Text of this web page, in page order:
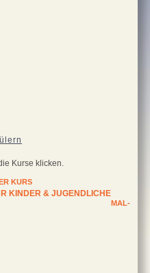
Kurse klicken.
KINDER & JUGENDLICHE
KURS
MAL-